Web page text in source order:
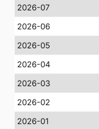
2026-07
2026-06
2026-05
2026-04
2026-03
2026-02
2026-01